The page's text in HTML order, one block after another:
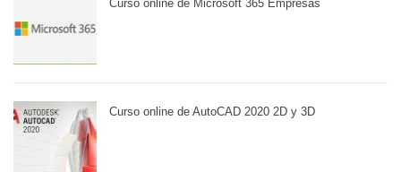
Curso online de Microsoft 365 Empresas
Curso online de AutoCAD 2020 2D y 3D